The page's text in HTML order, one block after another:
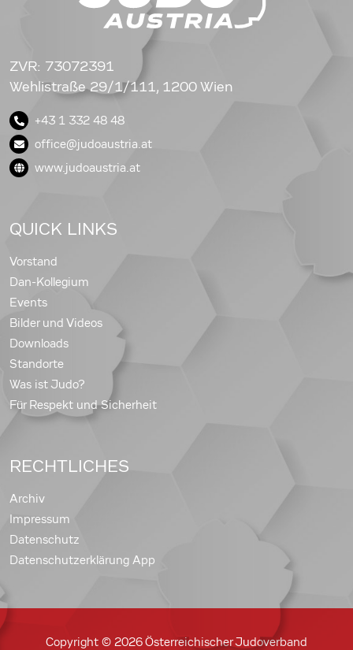
ZVR: 73072391
Wehlistraße 29/1/111, 1200 Wien
+43 1 332 48 48
office@judoaustria.at
www.judoaustria.at
QUICK LINKS
Vorstand
Dan-Kollegium
Events
Bilder und Videos
Downloads
Standorte
Was ist Judo?
Für Respekt und Sicherheit
RECHTLICHES
Archiv
Impressum
Datenschutz
Datenschutzerklärung App
Copyright © 2026 Österreichischer Judoverband